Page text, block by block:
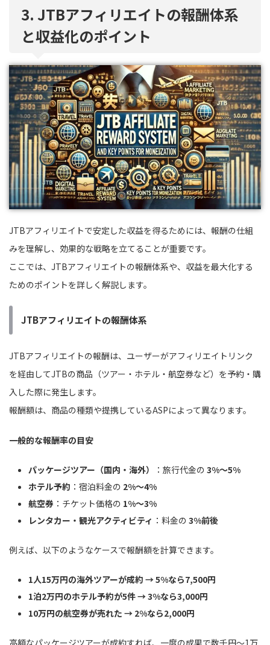
3. JTBアフィリエイトの報酬体系
と収益化のポイント
JTBアフィリエイトで安定した収益を得るためには、報酬の仕組
みを理解し、効果的な戦略を立てることが重要です。
ここでは、JTBアフィリエイトの報酬体系や、収益を最大化する
ためのポイントを詳しく解説します。
JTBアフィリエイトの報酬体系
JTBアフィリエイトの報酬は、ユーザーがアフィリエイトリンク
を経由してJTBの商品（ツアー・ホテル・航空券など）を予約・購
入した際に発生します。
報酬額は、商品の種類や提携しているASPによって異なります。
一般的な報酬率の目安
パッケージツアー（国内・海外） ：旅行代金の 3%～5%
ホテル予約 ：宿泊料金の 2%～4%
航空券 ：チケット価格の 1%～3%
レンタカー・観光アクティビティ ：料金の 3%前後
例えば、以下のようなケースで報酬額を計算できます。
1人15万円の海外ツアーが成約 → 5%なら7,500円
1泊2万円のホテル予約が5件 → 3%なら3,000円
10万円の航空券が売れた → 2%なら2,000円